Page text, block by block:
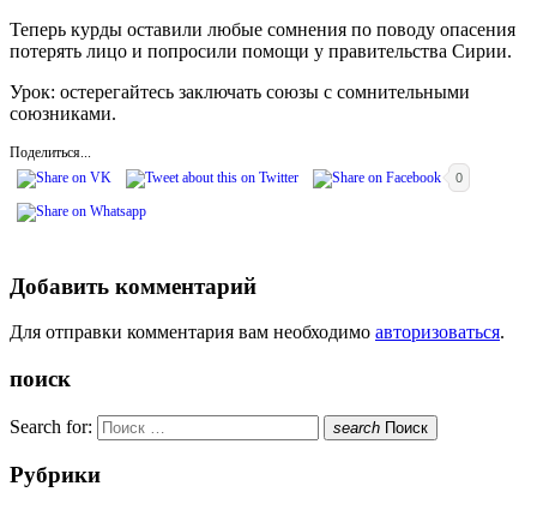
Теперь курды оставили любые сомнения по поводу опасения
потерять лицо и попросили помощи у правительства Сирии.
Урок: остерегайтесь заключать союзы с сомнительными
союзниками.
Поделиться...
0
Добавить комментарий
Для отправки комментария вам необходимо авторизоваться.
поиск
Search for: search Поиск
Рубрики